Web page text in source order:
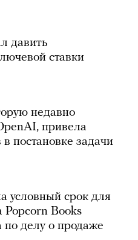
давить
ставки
недавно
привела
постановке задачи
условный срок для
Popcorn Books
делу о продаже